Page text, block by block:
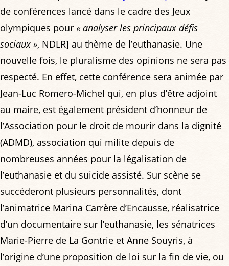
de conférences lancé dans le cadre des Jeux
olympiques pour « analyser les principaux défis
sociaux », NDLR] au thème de l’euthanasie. Une
nouvelle fois, le pluralisme des opinions ne sera pas
respecté. En effet, cette conférence sera animée par
Jean-Luc Romero-Michel qui, en plus d’être adjoint
au maire, est également président d’honneur de
l’Association pour le droit de mourir dans la dignité
(ADMD), association qui milite depuis de
nombreuses années pour la légalisation de
l’euthanasie et du suicide assisté. Sur scène se
succéderont plusieurs personnalités, dont
l’animatrice Marina Carrère d’Encausse, réalisatrice
d’un documentaire sur l’euthanasie, les sénatrices
Marie-Pierre de La Gontrie et Anne Souyris, à
l’origine d’une proposition de loi sur la fin de vie, ou